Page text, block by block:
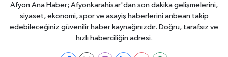
Afyon Ana Haber; Afyonkarahisar'dan son dakika gelişmelerini,
siyaset, ekonomi, spor ve asayiş haberlerini anbean takip
edebileceğiniz güvenilir haber kaynağınızdır. Doğru, tarafsız ve
hızlı haberciliğin adresi.